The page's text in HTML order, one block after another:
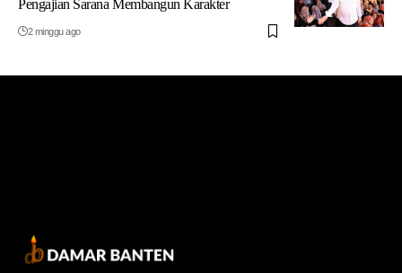
Pengajian Sarana Membangun Karakter
2 minggu ago